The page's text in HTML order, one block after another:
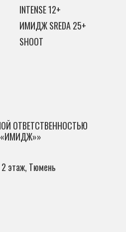
INTENSE 12+
ИМИДЖ SREDA 25+
SHOOT
ОТВЕТСТВЕННОСТЬЮ
этаж, Тюмень